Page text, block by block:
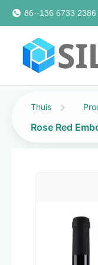
86--136 6733 2386
Thuis
Rose Red